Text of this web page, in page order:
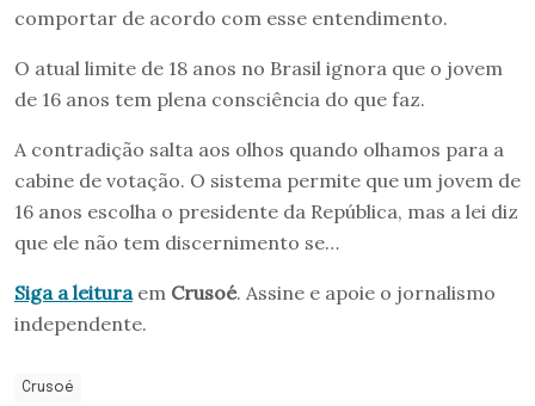
comportar de acordo com esse entendimento.
O atual limite de 18 anos no Brasil ignora que o jovem
de 16 anos tem plena consciência do que faz.
A contradição salta aos olhos quando olhamos para a
cabine de votação. O sistema permite que um jovem de
16 anos escolha o presidente da República, mas a lei diz
que ele não tem discernimento se…
Siga a leituraem Crusoé. Assine e apoie o jornalismo
independente.
Crusoé